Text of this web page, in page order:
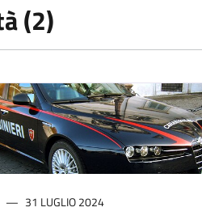
(2)
31 LUGLIO 2024